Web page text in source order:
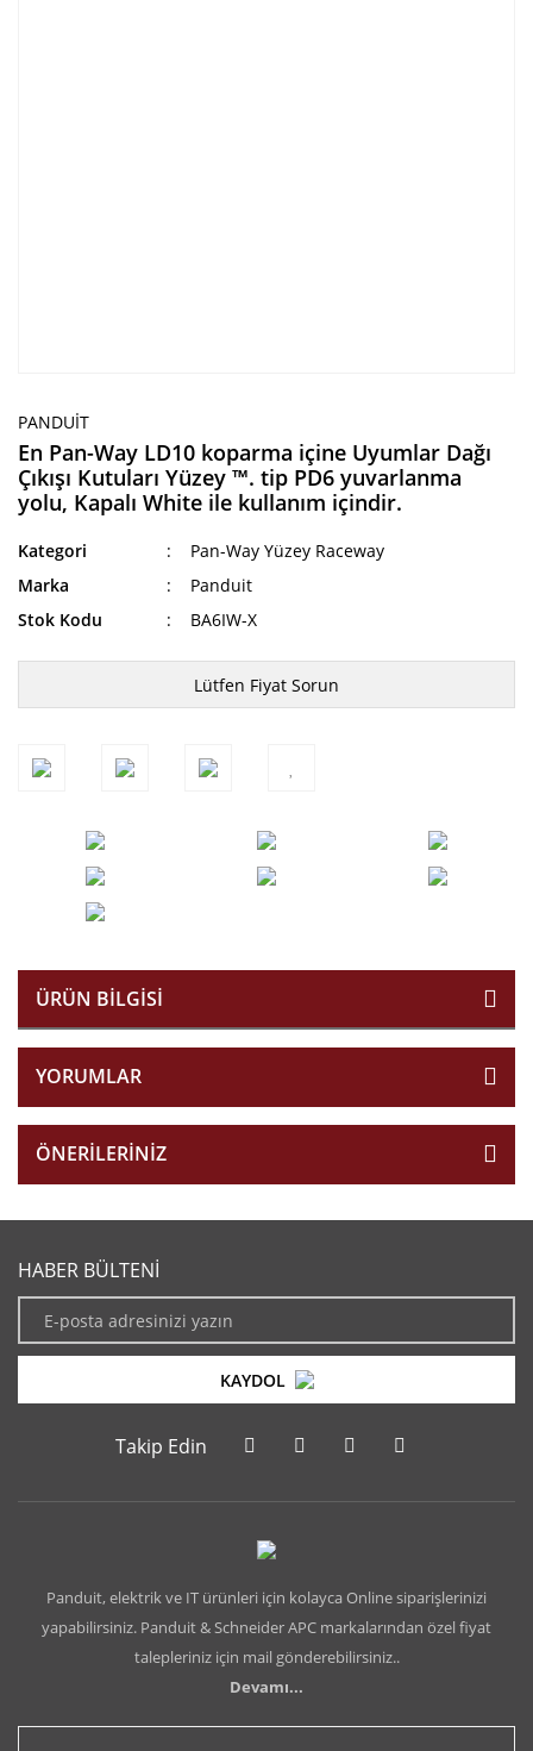
PANDUIT
En Pan-Way LD10 koparma içine Uyumlar Dağı
Çıkışı Kutuları Yüzey ™. tip PD6 yuvarlanma
yolu, Kapalı White ile kullanım içindir.
Kategori
Pan-Way Yüzey Raceway
Marka
Panduit
Stok Kodu
BA6IW-X
Lütfen Fiyat Sorun
ÜRÜN BILGISI
YORUMLAR
ÖNERILERINIZ
HABER BÜLTENİ
KAYDOL
Takip Edin
Panduit, elektrik ve IT ürünleri için kolayca Online siparişlerinizi
yapabilirsiniz. Panduit & Schneider APC markalarından özel fiyat
talepleriniz için mail gönderebilirsiniz..
Devamı...